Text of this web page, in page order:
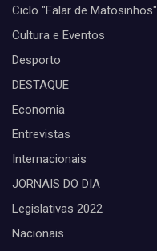
Ciclo "Falar de Matosinhos"
Cultura e Eventos
Desporto
DESTAQUE
Economia
Entrevistas
Internacionais
JORNAIS DO DIA
Legislativas 2022
Nacionais